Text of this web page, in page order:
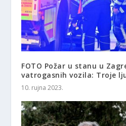
FOTO Požar u stanu u
vatrogasnih vozila: Troje
10. rujna 2023.